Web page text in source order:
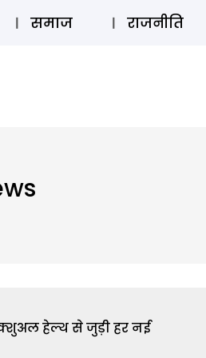
लॉग इन ⚲
समाज राजनीति
हेल्थ से जुड़ी हर नई